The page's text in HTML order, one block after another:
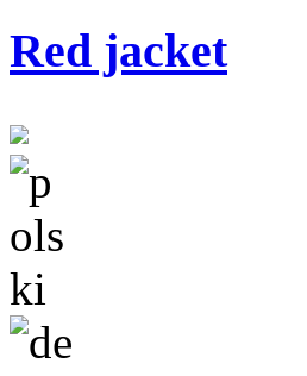
Red jacket